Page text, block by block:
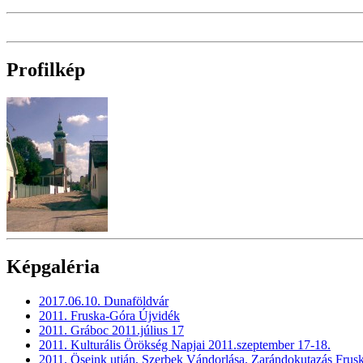
Profilkép
Képgaléria
2017.06.10. Dunaföldvár
2011. Fruska-Góra Újvidék
2011. Gráboc 2011.július 17
2011. Kulturális Örökség Napjai 2011.szeptember 17-18.
2011. Öseink utján, Szerbek Vándorlása. Zarándokutazás